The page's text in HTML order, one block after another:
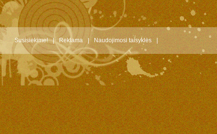
Susisiekime! | Reklama | Naudojimosi taisyklės |